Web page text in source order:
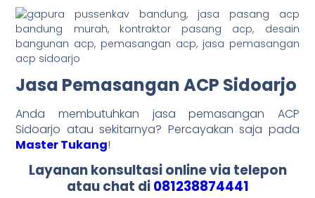
Jasa Pemasangan ACP Sidoarjo
Anda membutuhkan jasa pemasangan ACP
Sidoarjo atau sekitarnya? Percayakan saja pada
Master Tukang!
Layanan konsultasi online via telepon
atau chat di081238874441